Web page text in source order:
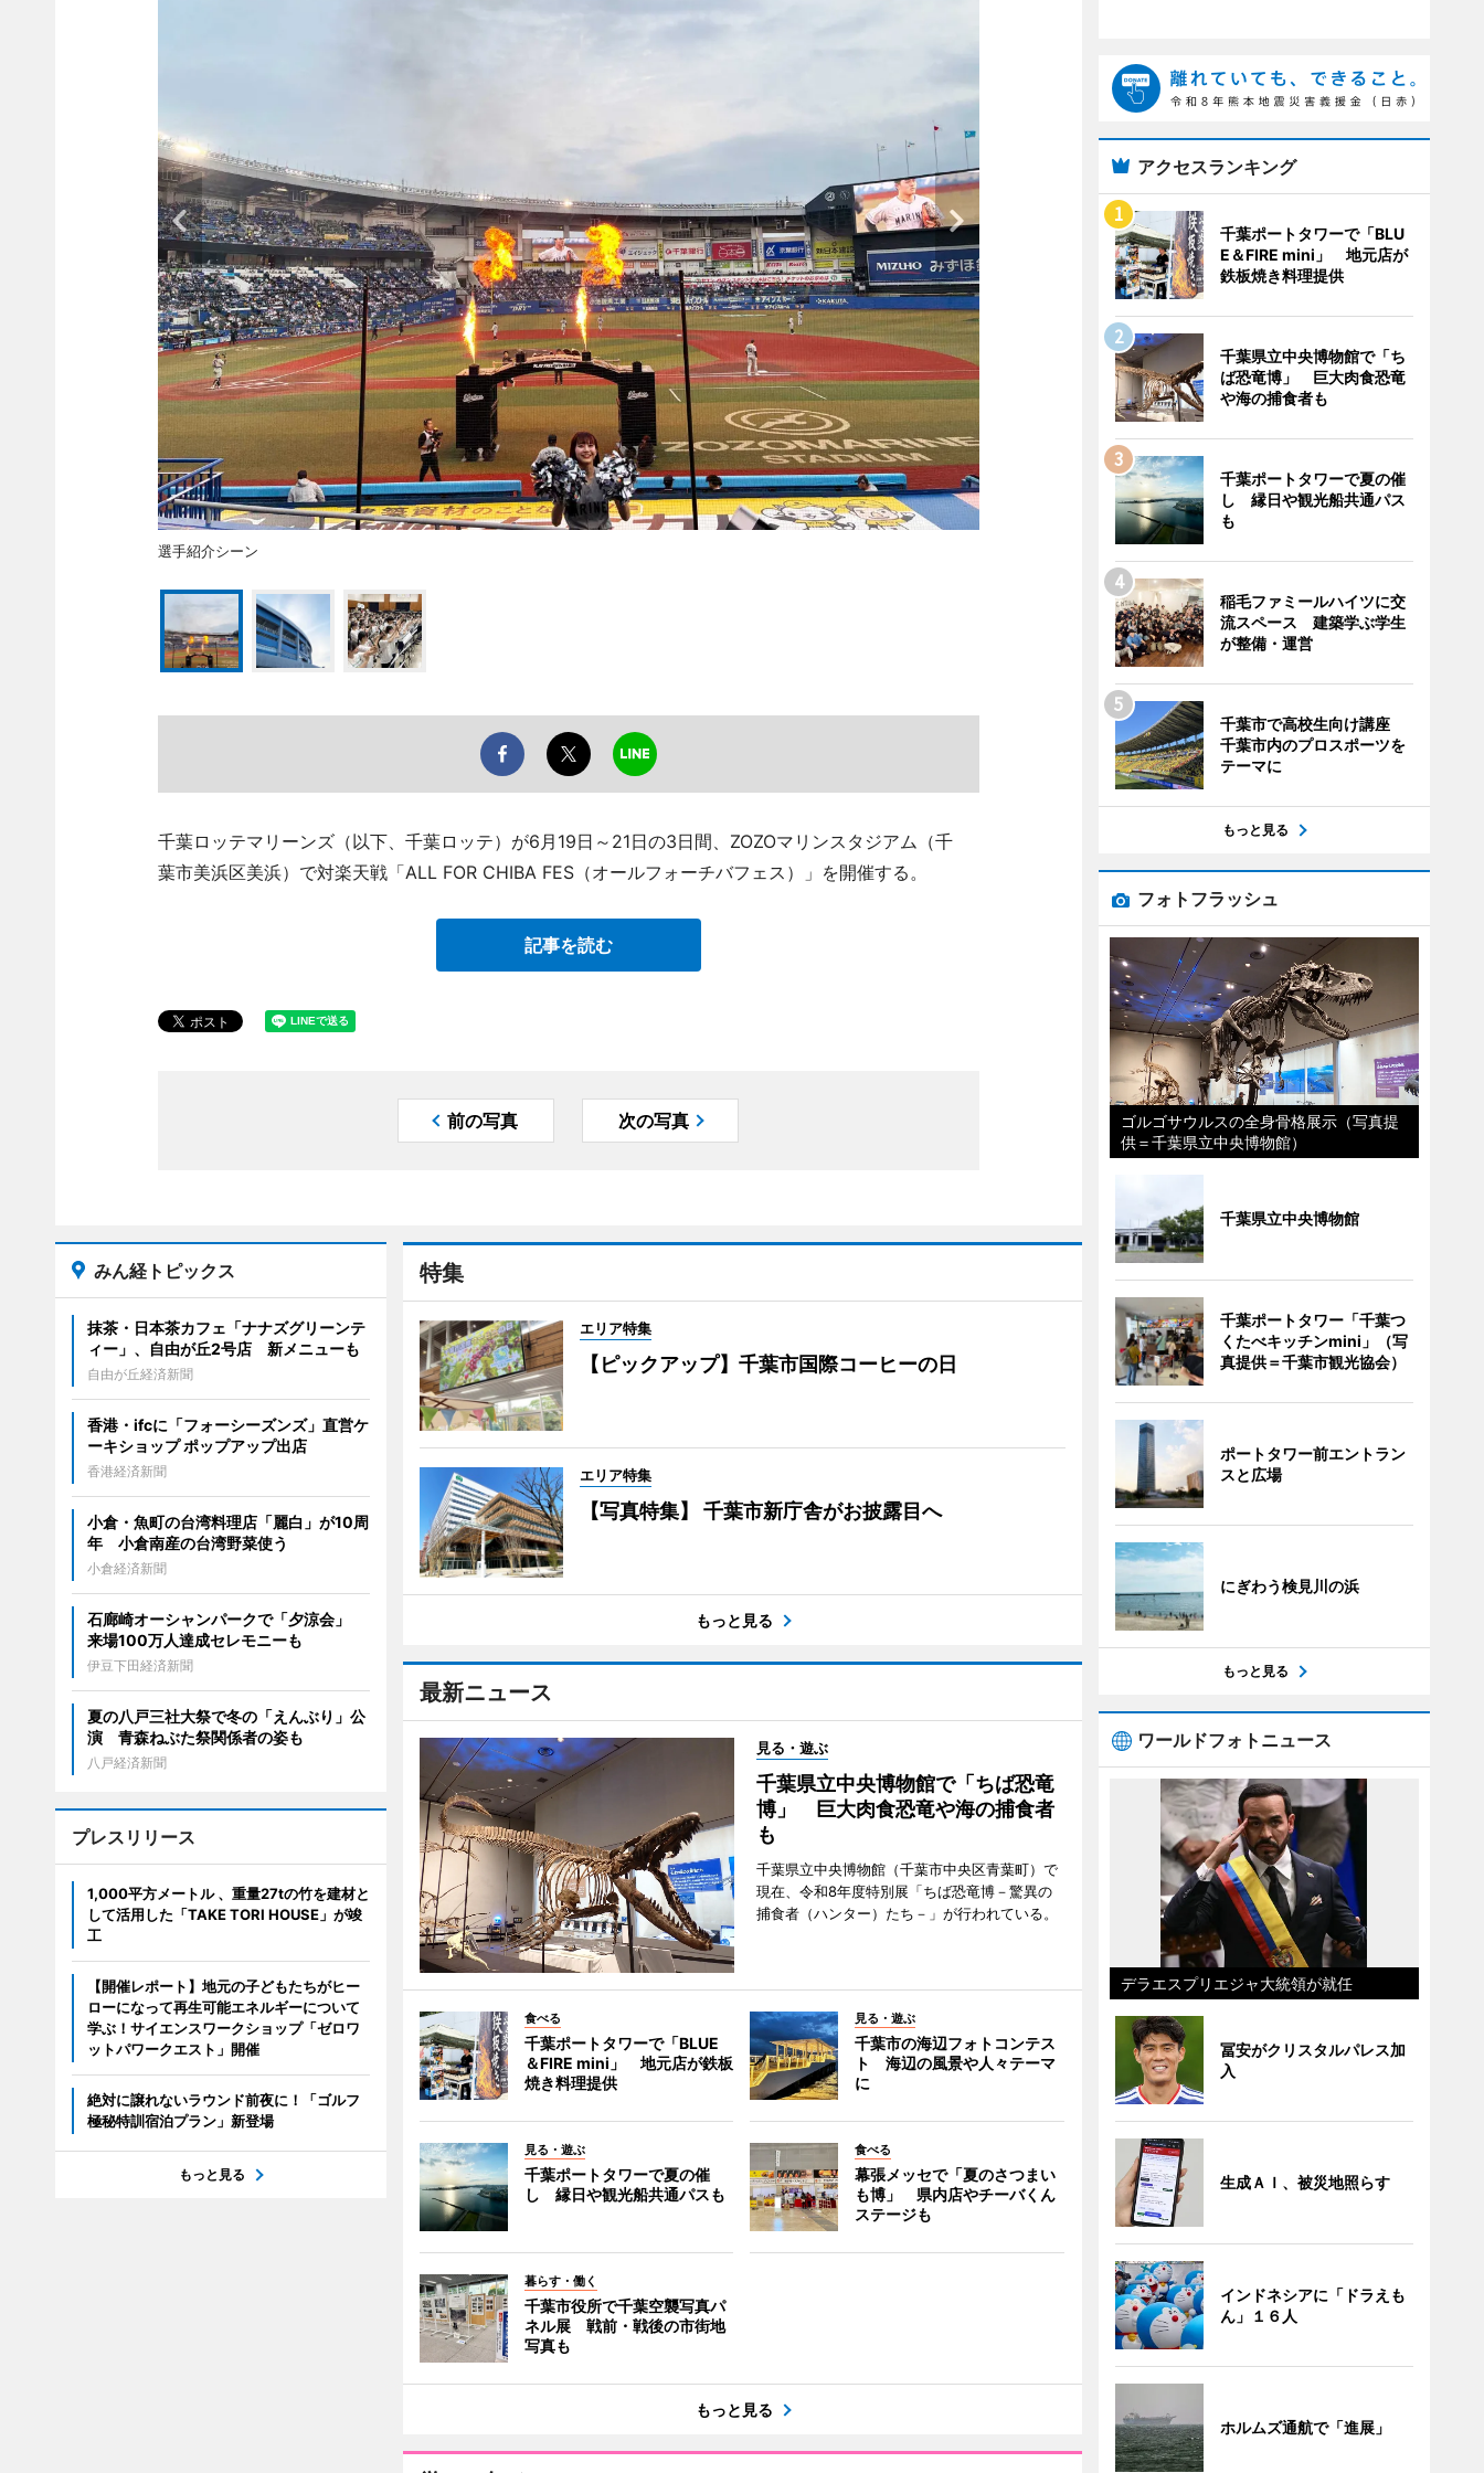
選手紹介シーン
千葉ロッテマリーンズ（以下、千葉ロッテ）が6月19日～21日の3日間、ZOZOマリンスタジアム（千
葉市美浜区美浜）で対楽天戦「ALL FOR CHIBA FES（オールフォーチバフェス）」を開催する。
記事を読む
前の写真 次の写真
特集
エリア特集
【ピックアップ】千葉市国際コーヒーの日
エリア特集
【写真特集】 千葉市新庁舎がお披露目へ
もっと見る
最新ニュース
見る・遊ぶ
千葉県立中央博物館で「ちば恐竜
博」 巨大肉食恐竜や海の捕食者
も
千葉県立中央博物館（千葉市中央区青葉町）で
現在、令和8年度特別展「ちば恐竜博－驚異の
捕食者（ハンター）たち－」が行われている。
食べる
千葉ポートタワーで「BLUE
＆FIRE mini」 地元店が鉄板
焼き料理提供
見る・遊ぶ
千葉市の海辺フォトコンテス
ト 海辺の風景や人々テーマ
に
見る・遊ぶ
千葉ポートタワーで夏の催
し 縁日や観光船共通パスも
食べる
幕張メッセで「夏のさつまい
も博」 県内店やチーバくん
ステージも
暮らす・働く
千葉市役所で千葉空襲写真パ
ネル展 戦前・戦後の市街地
写真も
もっと見る
みん経トピックス
抹茶・日本茶カフェ「ナナズグリーンテ
ィー」、自由が丘2号店 新メニューも
自由が丘経済新聞
香港・ifcに「フォーシーズンズ」直営ケ
ーキショップ ポップアップ出店
香港経済新聞
小倉・魚町の台湾料理店「麗白」が10周
年 小倉南産の台湾野菜使う
小倉経済新聞
石廊崎オーシャンパークで「夕涼会」
来場100万人達成セレモニーも
伊豆下田経済新聞
夏の八戸三社大祭で冬の「えんぶり」公
演 青森ねぶた祭関係者の姿も
八戸経済新聞
プレスリリース
1,000平方メートル 、重量27tの竹を建材と
して活用した「TAKE TORI HOUSE」が竣
工
【開催レポート】地元の子どもたちがヒー
ローになって再生可能エネルギーについて
学ぶ！サイエンスワークショップ「ゼロワ
ットパワークエスト」開催
絶対に譲れないラウンド前夜に！「ゴルフ
極秘特訓宿泊プラン」新登場
もっと見る
アクセスランキング
千葉ポートタワーで「BLU
E＆FIRE mini」 地元店が
鉄板焼き料理提供
千葉県立中央博物館で「ち
ば恐竜博」 巨大肉食恐竜
や海の捕食者も
千葉ポートタワーで夏の催
し 縁日や観光船共通パス
も
稲毛ファミールハイツに交
流スペース 建築学ぶ学生
が整備・運営
千葉市で高校生向け講座
千葉市内のプロスポーツを
テーマに
もっと見る
フォトフラッシュ
ゴルゴサウルスの全身骨格展示（写真提
供＝千葉県立中央博物館）
千葉県立中央博物館
千葉ポートタワー「千葉つ
くたべキッチンmini」（写
真提供＝千葉市観光協会）
ポートタワー前エントラン
スと広場
にぎわう検見川の浜
もっと見る
ワールドフォトニュース
デラエスプリエジャ大統領が就任
冨安がクリスタルパレス加
入
生成ＡＩ、被災地照らす
インドネシアに「ドラえも
ん」１６人
ホルムズ通航で「進展」